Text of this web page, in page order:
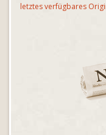
letztes verfügbares